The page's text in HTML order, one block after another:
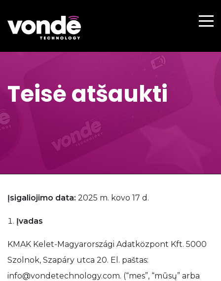
Teisė atšaukti
Įsigaliojimo data: 2025 m. kovo 17 d.
Įvadas
KMAK Kelet-Magyarországi Adatközpont Kft. 5000
Szolnok, Szapáry utca 20. El. paštas:
info@vondetechnology.com. (“mes”, “mūsų” arba